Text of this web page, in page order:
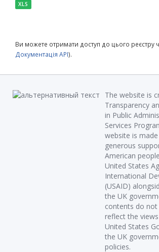
XLS
Ви можете отримати доступ до цього реєстру
Документація API).
The website is
Transparency
in Public
Services
website is
generous
American
United States
International
(USAID)
the UK
contents do not
reflect the
United States
the UK
policies.